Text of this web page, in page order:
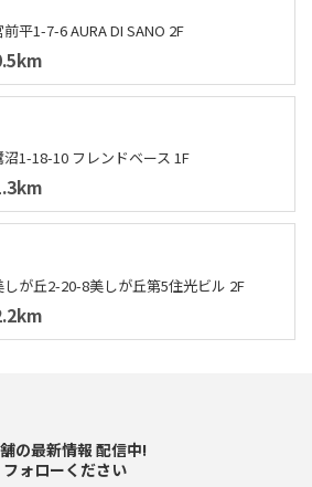
平1-7-6 AURA DI SANO 2F
1-18-10 フレンドベース 1F
が丘2-20-8美しが丘第5住光ビル 2F
の最新情報 配信中!
フォローください